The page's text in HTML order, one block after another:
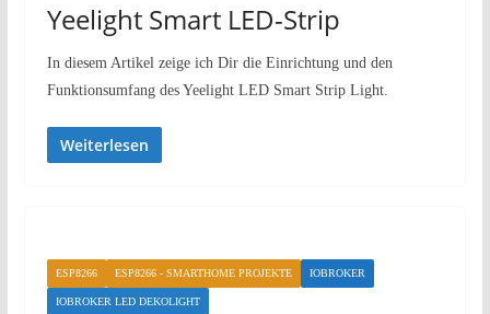
Yeelight Smart LED-Strip
In diesem Artikel zeige ich Dir die Einrichtung und den
Funktionsumfang des Yeelight LED Smart Strip Light.
Weiterlesen
ESP8266 ESP8266 - SMARTHOME PROJEKTE IOBROKER
IOBROKER LED DEKOLIGHT